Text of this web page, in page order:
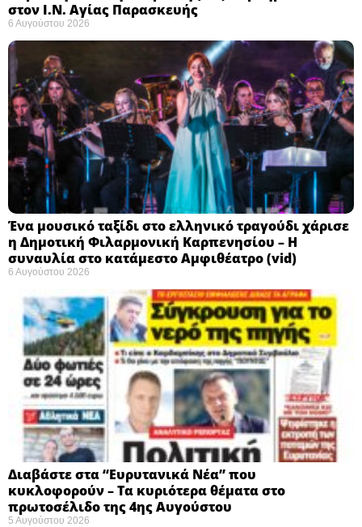
στον Ι.Ν. Αγίας Παρασκευής
6 Αυγούστου 2026
Ένα μουσικό ταξίδι στο ελληνικό τραγούδι χάρισε
η Δημοτική Φιλαρμονική Καρπενησίου – Η
συναυλία στο κατάμεστο Αμφιθέατρο (vid)
6 Αυγούστου 2026
Διαβάστε στα “Ευρυτανικά Νέα” που
κυκλοφορούν – Τα κυριότερα θέματα στο
πρωτοσέλιδο της 4ης Αυγούστου
5 Αυγούστου 2026